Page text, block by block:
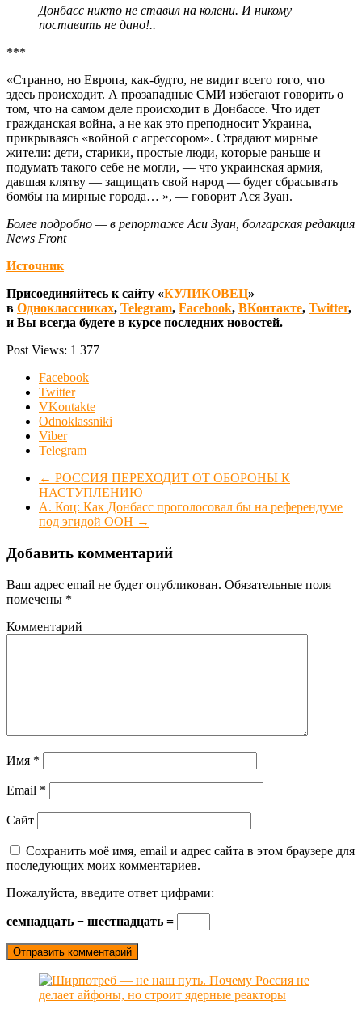
Донбасс никто не ставил на колени. И никому
поставить не дано!..
***
«Странно, но Европа, как-будто, не видит всего того, что
здесь происходит. А прозападные СМИ избегают говорить о
том, что на самом деле происходит в Донбассе. Что идет
гражданская война, а не как это преподносит Украина,
прикрываясь «войной с агрессором». Страдают мирные
жители: дети, старики, простые люди, которые раньше и
подумать такого себе не могли, — что украинская армия,
давшая клятву — защищать свой народ — будет сбрасывать
бомбы на мирные города… », — говорит Ася Зуан.
Более подробно — в репортаже Аси Зуан, болгарская редакция
News Front
Источник
Присоединяйтесь к сайту «КУЛИКОВЕЦ»
в Одноклассниках, Telegram, Facebook, ВКонтакте, Twitter,
и Вы всегда будете в курсе последних новостей.
Post Views: 1 377
Facebook
Twitter
VKontakte
Odnoklassniki
Viber
Telegram
← РОССИЯ ПЕРЕХОДИТ ОТ ОБОРОНЫ К
НАСТУПЛЕНИЮ
А. Коц: Как Донбасс проголосовал бы на референдуме
под эгидой ООН →
Добавить комментарий
Ваш адрес email не будет опубликован. Обязательные поля
помечены *
Комментарий
Имя *
Email *
Сайт
Сохранить моё имя, email и адрес сайта в этом браузере для
последующих моих комментариев.
Пожалуйста, введите ответ цифрами:
семнадцать − шестнадцать =